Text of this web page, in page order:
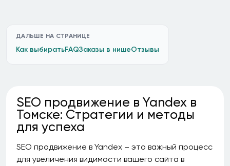
ДАЛЬШЕ НА СТРАНИЦЕ
Как выбиратьFAQЗаказы в нишеОтзывы
SEO продвижение в Yandex в
Томске: Стратегии и методы
для успеха
SEO продвижение в Yandex – это важный процесс
для увеличения видимости вашего сайта в